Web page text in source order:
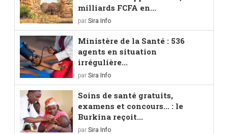
milliards FCFA en...
par Sira Info
Ministère de la Santé : 536
agents en situation
irrégulière...
par Sira Info
Soins de santé gratuits,
examens et concours… : le
Burkina reçoit...
par Sira Info